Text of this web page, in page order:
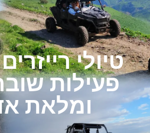
טיולי
פעילות
ומלאת